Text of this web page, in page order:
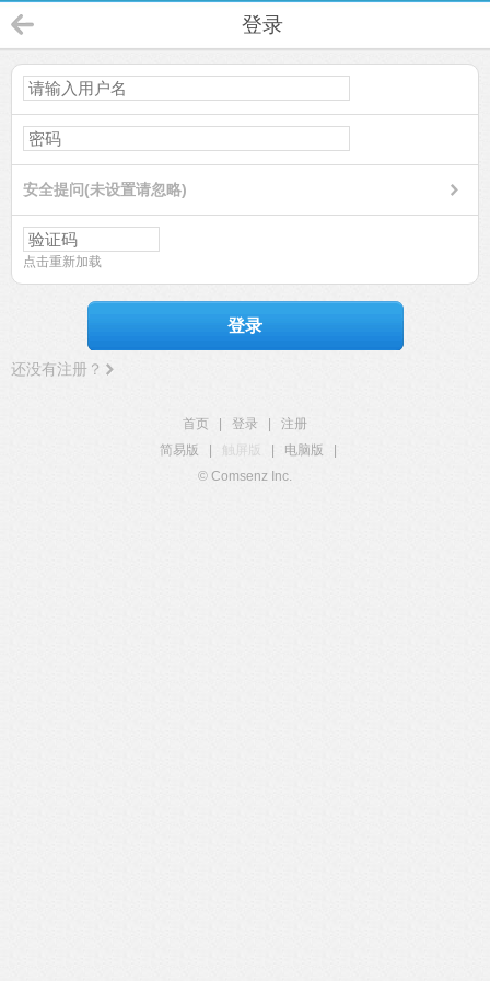
登录
安全提问(未设置请忽略)
点击重新加载
登录
还没有注册？
首页 登录
注册
简易版
触屏版 电脑版
© Comsenz Inc.